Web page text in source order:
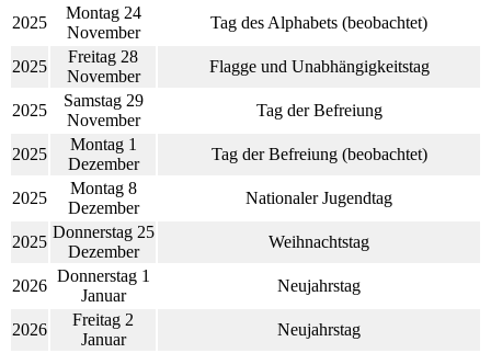
2025
Montag 24
November
Tag des Alphabets (beobachtet)
2025
Freitag 28
November
Flagge und Unabhängigkeitstag
2025
Samstag 29
November
Tag der Befreiung
2025
Montag 1
Dezember
Tag der Befreiung (beobachtet)
2025
Montag 8
Dezember
Nationaler Jugendtag
2025
Donnerstag 25
Dezember
Weihnachtstag
2026
Donnerstag 1
Januar
Neujahrstag
2026
Freitag 2
Januar
Neujahrstag